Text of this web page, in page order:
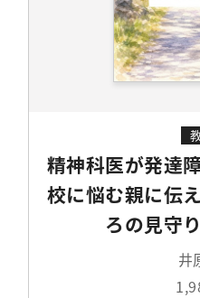
精神科医が発達
校に悩む親に伝
ろの見守
井